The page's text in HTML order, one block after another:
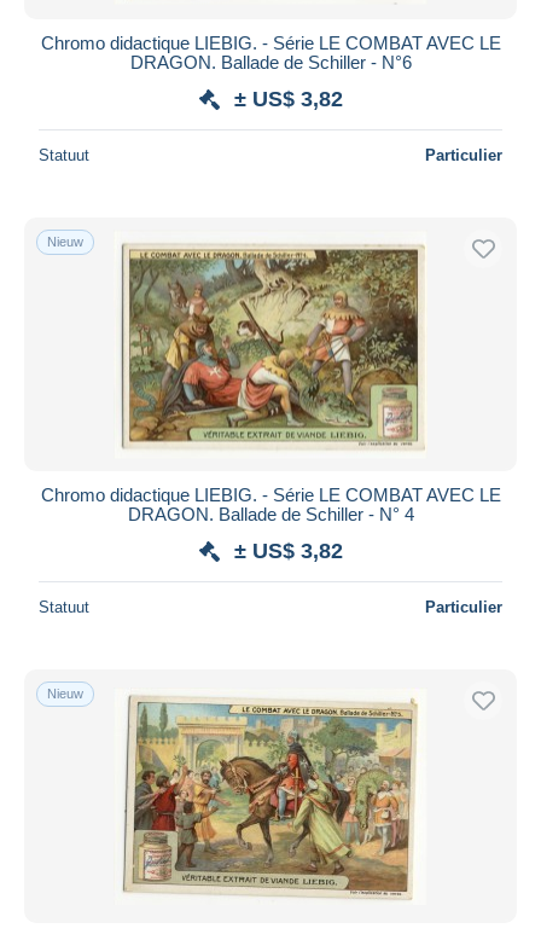
Chromo didactique LIEBIG. - Série LE COMBAT AVEC LE
DRAGON. Ballade de Schiller - N°6
± US$ 3,82
Statuut Particulier
Nieuw
Chromo didactique LIEBIG. - Série LE COMBAT AVEC LE
DRAGON. Ballade de Schiller - N° 4
± US$ 3,82
Statuut Particulier
Nieuw